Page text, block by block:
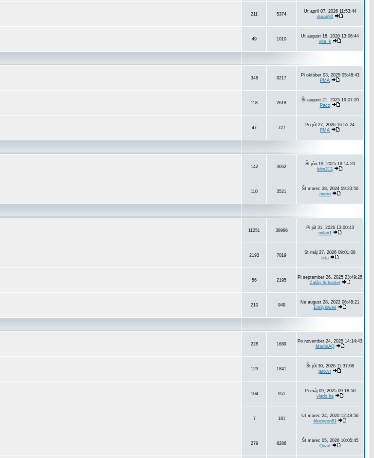
211 5374
Ut apríl 07, 2026 11:53:44
duran90
49 1010
Ut august 18, 2020 13:06:44
vita_k
348 9217
Pi október 03, 2025 05:48:43
PMA
118 2618
Št august 21, 2025 19:07:20
Paco
47 727
Po júl 27, 2026 16:55:24
PMA
142 3662
Št jún 19, 2025 19:14:20
lubo212
110 3521
Št marec 28, 2024 09:23:56
miero
11251 38996
Pi júl 31, 2026 13:00:43
milan1
2193 7019
St máj 27, 2026 09:01:08
tela
56 2195
Pi september 26, 2025 23:49:25
Zalán Schuster
210 949
Ne august 28, 2022 06:48:21
Emilylowes
228 1689
Po november 24, 2025 14:14:43
MartinAQ
123 1841
Št júl 30, 2026 11:37:08
jaro.vr
104 951
Pi máj 09, 2025 09:18:50
vlado.ba
7 181
Ut marec 24, 2020 12:49:56
blueneon81
279 8286
Št marec 05, 2026 10:05:45
Quart